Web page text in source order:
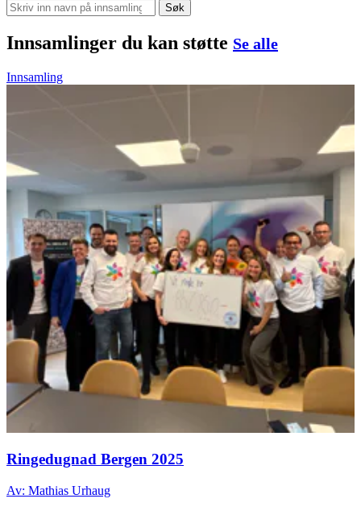
Søk
Innsamlinger du kan støtte Se alle
Innsamling
Ringedugnad Bergen 2025
Av: Mathias Urhaug